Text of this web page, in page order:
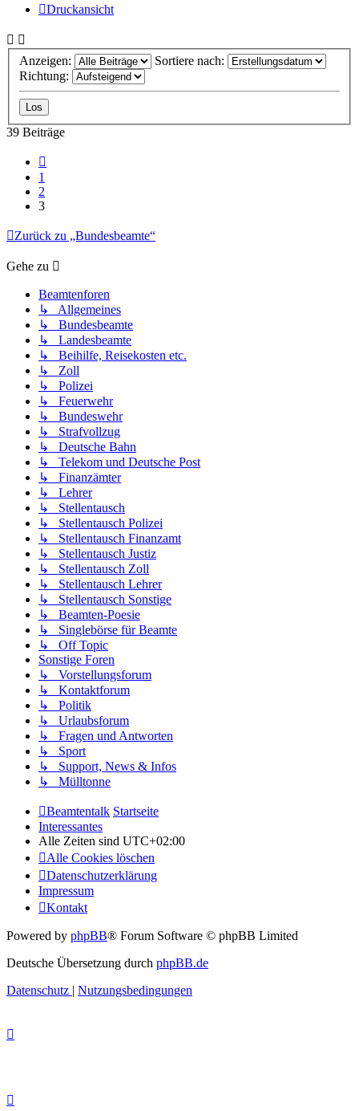
Druckansicht
Anzeigen:
Sortiere nach:
Richtung:
39 Beiträge
1
2
3
Zurück zu „Bundesbeamte“
Gehe zu
Beamtenforen
↳ Allgemeines
↳ Bundesbeamte
↳ Landesbeamte
↳ Beihilfe, Reisekosten etc.
↳ Zoll
↳ Polizei
↳ Feuerwehr
↳ Bundeswehr
↳ Strafvollzug
↳ Deutsche Bahn
↳ Telekom und Deutsche Post
↳ Finanzämter
↳ Lehrer
↳ Stellentausch
↳ Stellentausch Polizei
↳ Stellentausch Finanzamt
↳ Stellentausch Justiz
↳ Stellentausch Zoll
↳ Stellentausch Lehrer
↳ Stellentausch Sonstige
↳ Beamten-Poesie
↳ Singlebörse für Beamte
↳ Off Topic
Sonstige Foren
↳ Vorstellungsforum
↳ Kontaktforum
↳ Politik
↳ Urlaubsforum
↳ Fragen und Antworten
↳ Sport
↳ Support, News & Infos
↳ Mülltonne
Beamtentalk Startseite
Interessantes
Alle Zeiten sind UTC+02:00
Alle Cookies löschen
Datenschutzerklärung
Impressum
Kontakt
Powered by phpBB® Forum Software © phpBB Limited
Deutsche Übersetzung durch phpBB.de
Datenschutz | Nutzungsbedingungen